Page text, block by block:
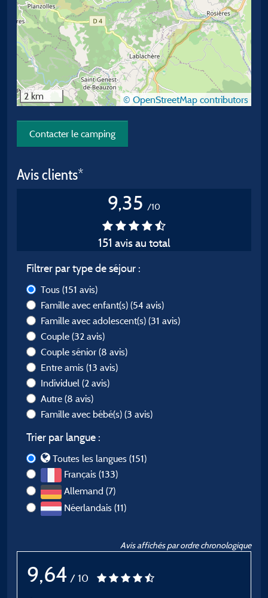
2 km © OpenStreetMap contributors
Contacter le camping
Avis clients*
9,35 /10
151 avis au total
Filtrer par type de séjour :
Tous (151 avis)
Famille avec enfant(s) (54 avis)
Famille avec adolescent(s) (31 avis)
Couple (32 avis)
Couple sénior (8 avis)
Entre amis (13 avis)
Individuel (2 avis)
Autre (8 avis)
Famille avec bébé(s) (3 avis)
Trier par langue :
Toutes les langues (151)
Français (133)
Allemand (7)
Néerlandais (11)
Avis affichés par ordre chronologique
9,64 / 10